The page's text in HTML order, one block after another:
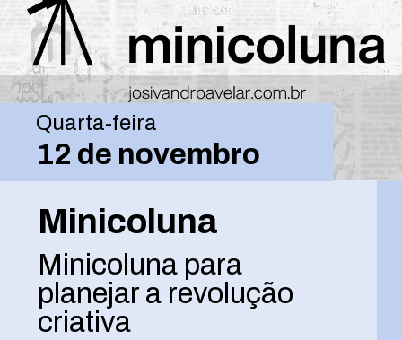
Minicoluna
Minicoluna para
planejar a revolução
criativa
Quarta-feira
12 de novembro